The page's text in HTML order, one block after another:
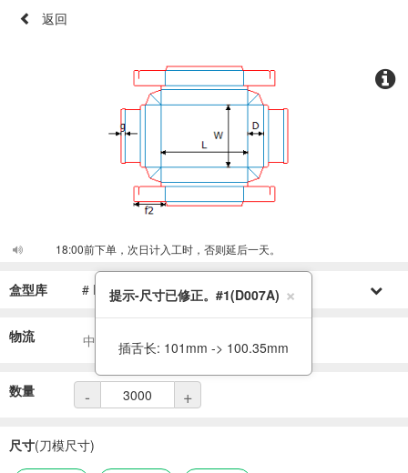
返回
18:00前下单，次日计入工时，否则延后一天。
盒型库 # D007A
物流 中国 北京市 昌平区
数量 - +
尺寸(刀模尺寸)
×
提示-尺寸已修正。#1(D007A)
插舌长: 101mm -> 100.35mm